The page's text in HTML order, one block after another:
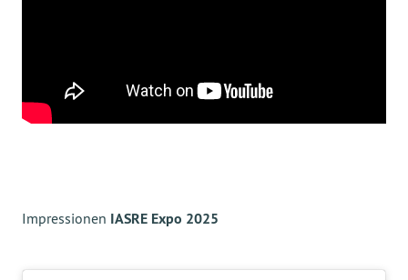
Impressionen IASRE Expo 2025